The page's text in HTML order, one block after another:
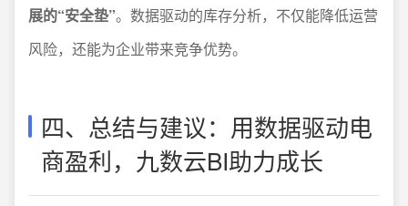
展的“安全垫”。数据驱动的库存分析，不仅能降低运营
风险，还能为企业带来竞争优势。
四、总结与建议：用数据驱动电
商盈利，九数云BI助力成长